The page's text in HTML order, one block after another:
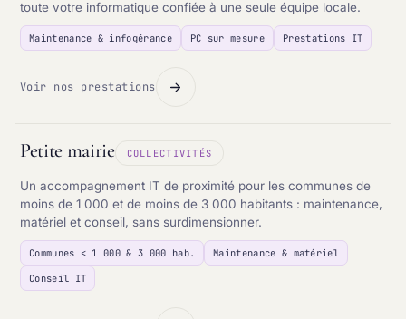
toute votre informatique confiée à une seule équipe locale.
Maintenance & infogérance PC sur mesure Prestations IT
Voir nos prestations
Petite mairie COLLECTIVITÉS
Un accompagnement IT de proximité pour les communes de
moins de 1 000 et de moins de 3 000 habitants : maintenance,
matériel et conseil, sans surdimensionner.
Communes < 1 000 & 3 000 hab.
Maintenance & matériel
Conseil IT